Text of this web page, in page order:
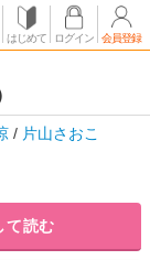
はじめて ログイン 会員登録
/ 片山さおこ
て読む